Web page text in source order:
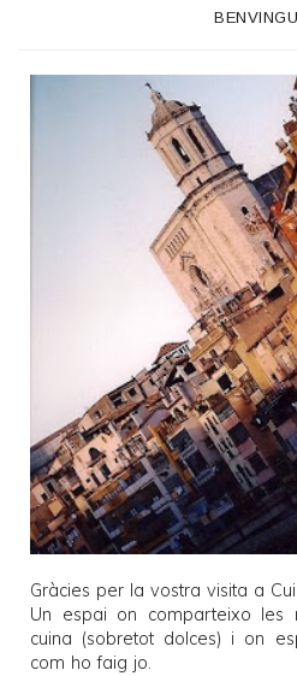
Gràcies per la vostra visita a
Un espai on comparteixo les
cuina (sobretot dolces) i on
com ho faig jo.